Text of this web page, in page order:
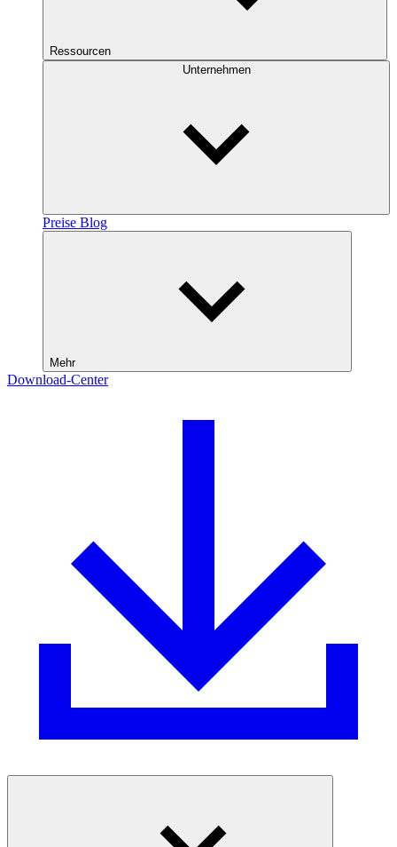
Ressourcen
Unternehmen
Preise Blog
Mehr
Download-Center